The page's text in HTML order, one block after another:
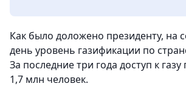
Как было доложено президенту, на
день уровень газификации по
За последние три года доступ к
1,7 млн человек.